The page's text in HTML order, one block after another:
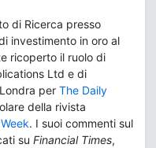
di Ricerca presso
investimento in oro al
ricoperto il ruolo di
Ltd e di
per The Daily
della rivista
. I suoi commenti sul
su Financial Times,